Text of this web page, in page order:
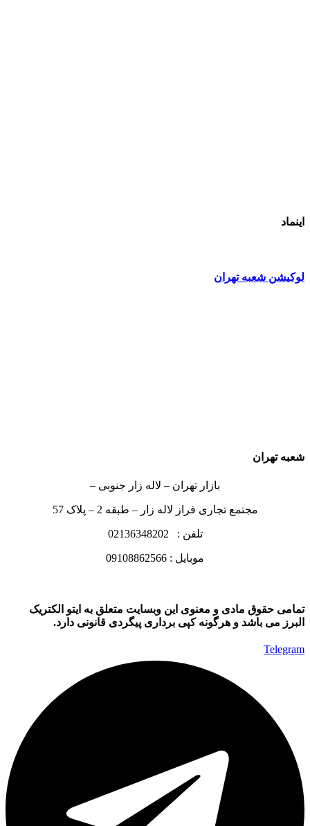
اینماد
لوکیشن شعبه تهران
شعبه تهران
بازار تهران – لاله زار جنوبی –
مجتمع تجاری فراز لاله زار – طبقه 2 – پلاک 57
تلفن : 02136348202
موبایل : 09108862566
تمامی حقوق مادی و معنوی این وبسایت متعلق به ایتو الکتریک
البرز می باشد و هرگونه کپی برداری پیگردی قانونی دارد.
Telegram